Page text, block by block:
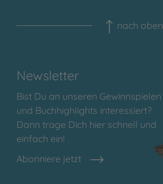
nach oben
Newsletter
Bist Du an unseren Gewinnspielen
und Buchhighlights interessiert?
Dann trage Dich hier schnell und
einfach ein!
Abonniere jetzt